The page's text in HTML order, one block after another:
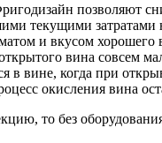
позволяют
текущими затратами
и вкусом хорошего
вина совсем
в вине, когда при
окисления вина
то без